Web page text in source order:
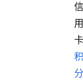
信
用
卡
积
分